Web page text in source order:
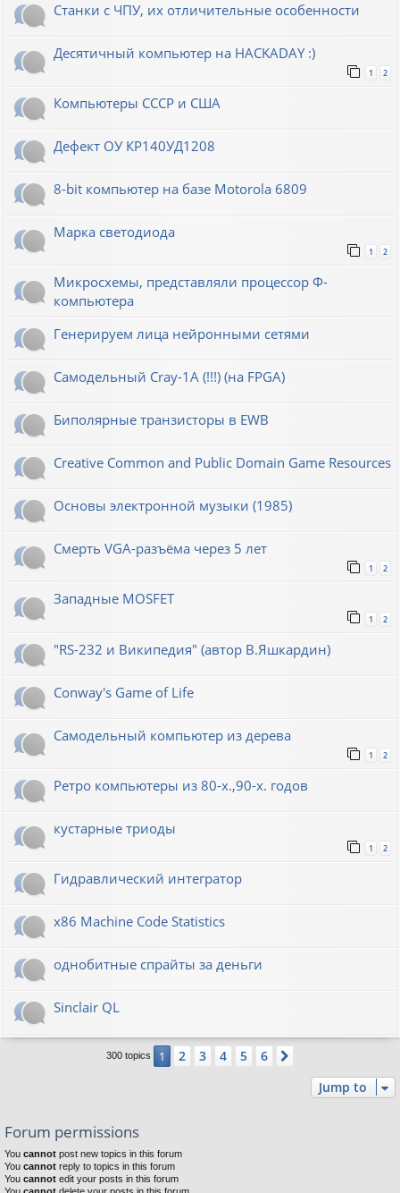
Станки с ЧПУ, их отличительные особенности
Десятичный компьютер на HACKADAY :)
1 2
Компьютеры СССР и США
Дефект ОУ КР140УД1208
8-bit компьютер на базе Motorola 6809
Марка светодиода
1 2
Микросхемы, представляли процессор Ф-
компьютера
Генерируем лица нейронными сетями
Cамодельный Cray-1A (!!!) (на FPGA)
Биполярные транзисторы в EWB
Creative Common and Public Domain Game Resources
Основы электронной музыки (1985)
Смерть VGA-разъёма через 5 лет
1 2
Западные MOSFET
1 2
"RS-232 и Википедия" (автор В.Яшкардин)
Conway's Game of Life
Самодельный компьютер из дерева
1 2
Ретро компьютеры из 80-х.,90-х. годов
кустарные триоды
1 2
Гидравлический интегратор
x86 Machine Code Statistics
однобитные спрайты за деньги
Sinclair QL
300 topics 1 2 3 4 5 6
Jump to
Forum permissions
You cannot post new topics in this forum
You cannot reply to topics in this forum
You cannot edit your posts in this forum